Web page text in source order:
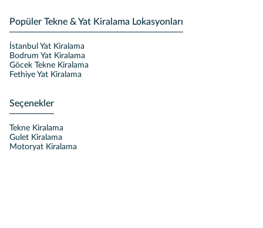
Popüler Tekne & Yat Kiralama Lokasyonları
İstanbul Yat Kiralama
Bodrum Yat Kiralama
Göcek Tekne Kiralama
Fethiye Yat Kiralama
Seçenekler
Tekne Kiralama
Gulet Kiralama
Motoryat Kiralama